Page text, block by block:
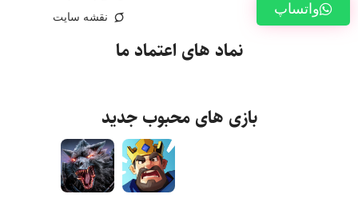
واتساپ
نقشه سایت
نماد های اعتماد ما
بازی های محبوب جدید